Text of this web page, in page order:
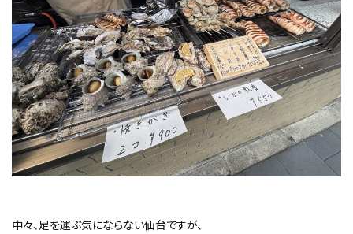
中々、足を運ぶ気にならない仙台ですが、